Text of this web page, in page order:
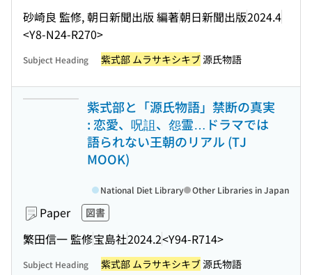
砂崎良 監修, 朝日新聞出版 編著朝日新聞出版2024.4
<Y8-N24-R270>
Subject Heading 紫式部 ムラサキシキブ源氏物語
紫式部と「源氏物語」禁断の真実
: 恋愛、呪詛、怨霊…ドラマでは
語られない王朝のリアル (TJ
MOOK)
Paper 図書
繁田信一 監修宝島社2024.2<Y94-R714>
National Diet Library Other Libraries in Japan
Subject Heading 紫式部 ムラサキシキブ源氏物語